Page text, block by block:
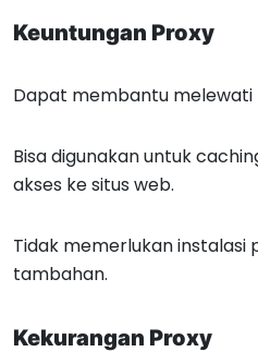
Keuntungan Proxy
Dapat membantu
Bisa digunakan untuk
akses ke situs web.
Tidak memerlukan instalasi
tambahan.
Kekurangan Proxy